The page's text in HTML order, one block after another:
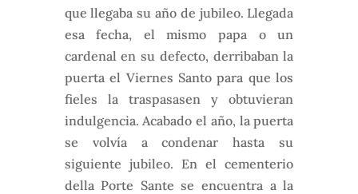
que llegaba su año de jubileo. Llegada
esa fecha, el mismo papa o un
cardenal en su defecto, derribaban la
puerta el Viernes Santo para que los
fieles la traspasasen y obtuvieran
indulgencia. Acabado el año, la puerta
se volvía a condenar hasta su
siguiente jubileo. En el cementerio
della Porte Sante se encuentra a la